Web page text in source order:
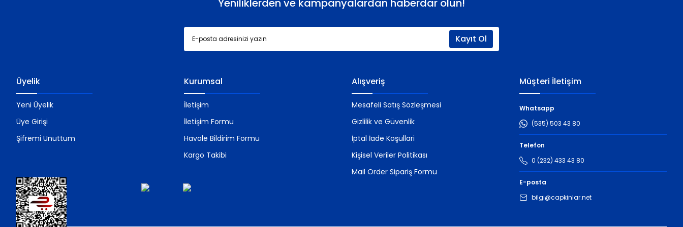
Gönder
Yeniliklerden ve kampanyalardan haberdar olun!
Kayıt Ol
Üyelik
Yeni Üyelik
Üye Girişi
Şifremi Unuttum
Kurumsal
İletişim
İletişim Formu
Havale Bildirim Formu
Kargo Takibi
Alışveriş
Mesafeli Satış Sözleşmesi
Gizlilik ve Güvenlik
İptal İade Koşullari
Kişisel Veriler Politikası
Mail Order Sipariş Formu
Müşteri İletişim
Whatsapp
(535) 503 43 80
Telefon
0 (232) 433 43 80
E-posta
bilgi@capkinlar.net